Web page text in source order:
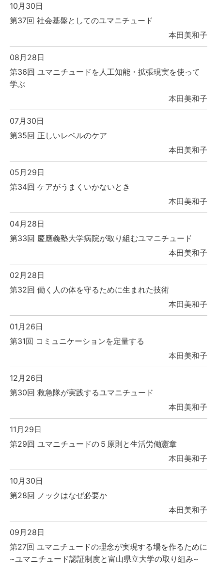
10月30日
第37回 社会基盤としてのユマニチュード
本田美和子
08月28日
第36回 ユマニチュードを人工知能・拡張現実を使って
学ぶ
本田美和子
07月30日
第35回 正しいレベルのケア
本田美和子
05月29日
第34回 ケアがうまくいかないとき
本田美和子
04月28日
第33回 慶應義塾大学病院が取り組むユマニチュード
本田美和子
02月28日
第32回 働く人の体を守るために生まれた技術
本田美和子
01月26日
第31回 コミュニケーションを定量する
本田美和子
12月26日
第30回 救急隊が実践するユマニチュード
本田美和子
11月29日
第29回 ユマニチュードの５原則と生活労働憲章
本田美和子
10月30日
第28回 ノックはなぜ必要か
本田美和子
09月28日
第27回 ユマニチュードの理念が実現する場を作るために
~ユマニチュード認証制度と富山県立大学の取り組み~